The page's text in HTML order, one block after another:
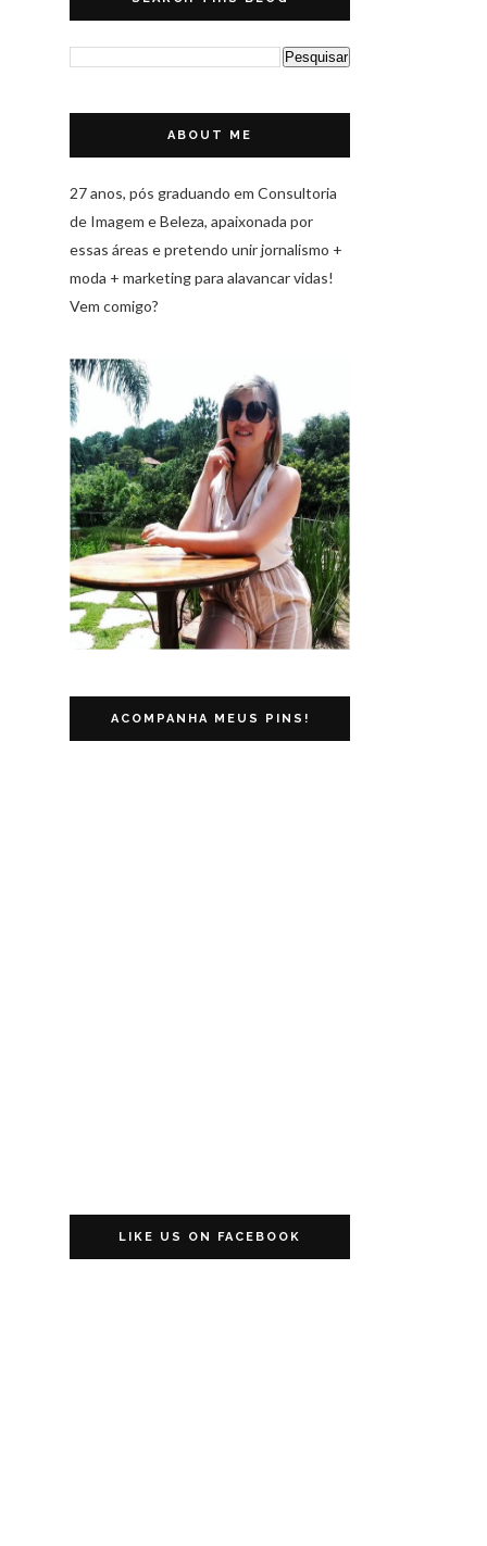
ABOUT ME
27 anos, pós graduando em Consultoria
de Imagem e Beleza, apaixonada por
essas áreas e pretendo unir jornalismo +
moda + marketing para alavancar vidas!
Vem comigo?
ACOMPANHA MEUS PINS!
LIKE US ON FACEBOOK